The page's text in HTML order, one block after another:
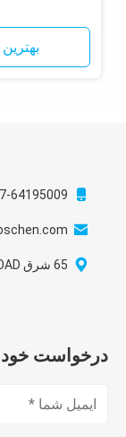
64195009
65 شرق XINHUAN ROAD، شانگهای، چین
درخواست خود